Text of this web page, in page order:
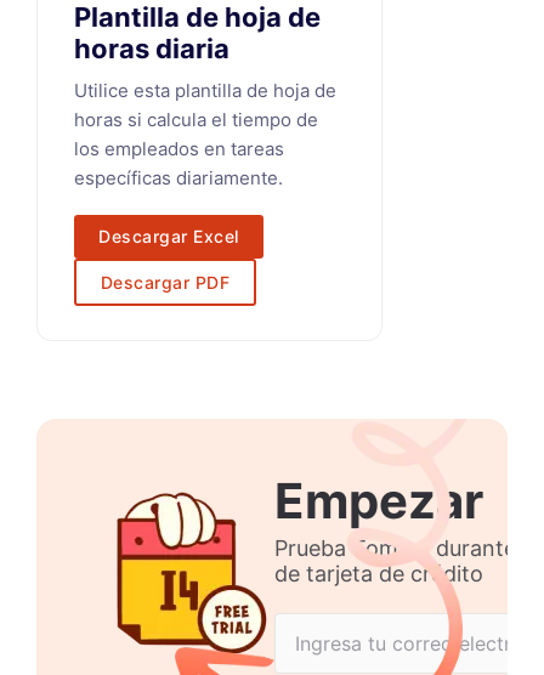
Plantilla de hoja de
horas diaria
Utilice esta plantilla de hoja de
horas si calcula el tiempo de
los empleados en tareas
específicas diariamente.
Descargar Excel
Descargar PDF
Empezar
Prueba Tommy durante
de tarjeta de crédito